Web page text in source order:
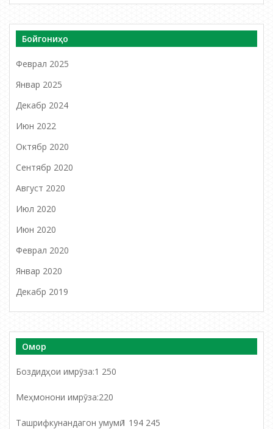
Бойгониҳо
Феврал 2025
Январ 2025
Декабр 2024
Июн 2022
Октябр 2020
Сентябр 2020
Август 2020
Июл 2020
Июн 2020
Феврал 2020
Январ 2020
Декабр 2019
Омор
Боздидҳои имрӯза:1 250
Меҳмонони имрӯза:220
Ташрифкунандагон умумӣ:1 194 245